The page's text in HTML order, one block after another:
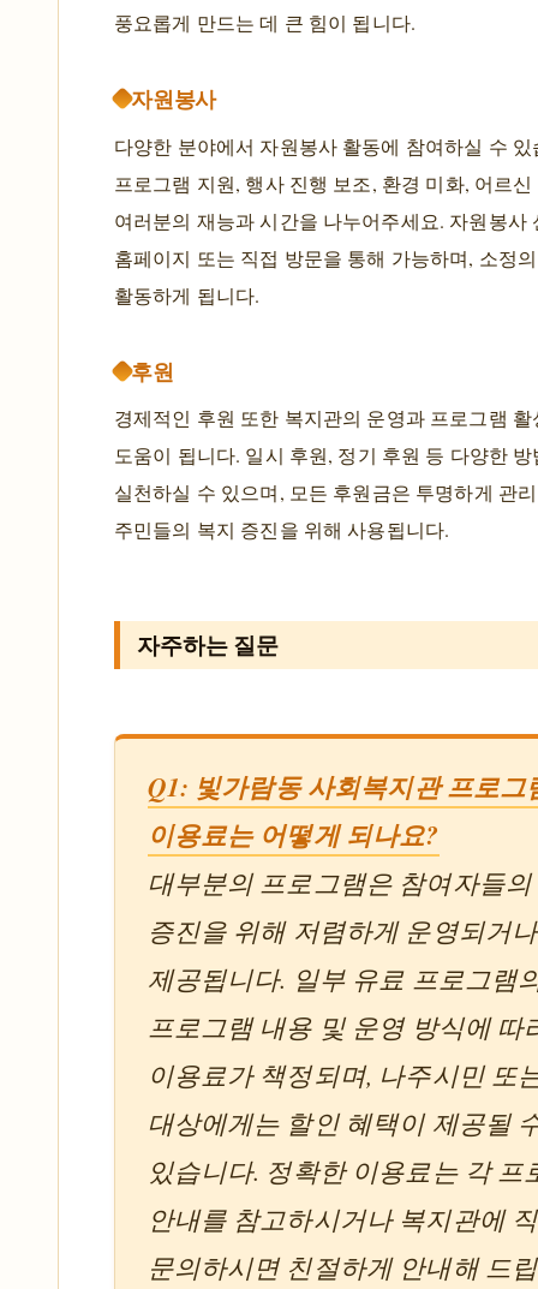
풍요롭게 만드는 데 큰 힘이 됩니다.
자원봉사
다양한 분야에서 자원봉사 활동에 참여하실 수 있
프로그램 지원, 행사 진행 보조, 환경 미화, 어르
여러분의 재능과 시간을 나누어주세요. 자원봉사
홈페이지 또는 직접 방문을 통해 가능하며, 소정
활동하게 됩니다.
후원
경제적인 후원 또한 복지관의 운영과 프로그램
도움이 됩니다. 일시 후원, 정기 후원 등 다양한
실천하실 수 있으며, 모든 후원금은 투명하게 관
주민들의 복지 증진을 위해 사용됩니다.
자주하는 질문
Q1: 빛가람동 사회복지관 프로그
이용료는 어떻게 되나요?
대부분의 프로그램은 참여자들
증진을 위해 저렴하게 운영되거
제공됩니다. 일부 유료 프로그램
프로그램 내용 및 운영 방식에 따
이용료가 책정되며, 나주시민 또
대상에게는 할인 혜택이 제공될
있습니다. 정확한 이용료는 각 프
안내를 참고하시거나 복지관에
문의하시면 친절하게 안내해 드